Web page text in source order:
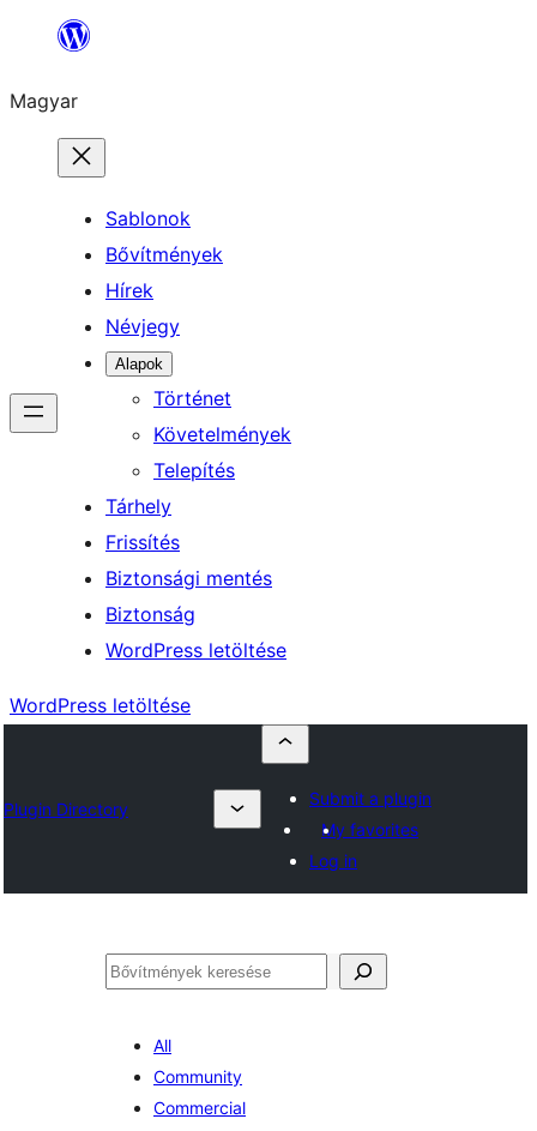
Ugrás
tartalomhoz
Magyar
Sablonok
Bővítmények
Hírek
Névjegy
Alapok
Történet
Követelmények
Telepítés
Tárhely
Frissítés
Biztonsági mentés
Biztonság
WordPress letöltése
WordPress letöltése
Plugin Directory
Submit a plugin
My favorites
Log in
Keresés
All
Community
Commercial